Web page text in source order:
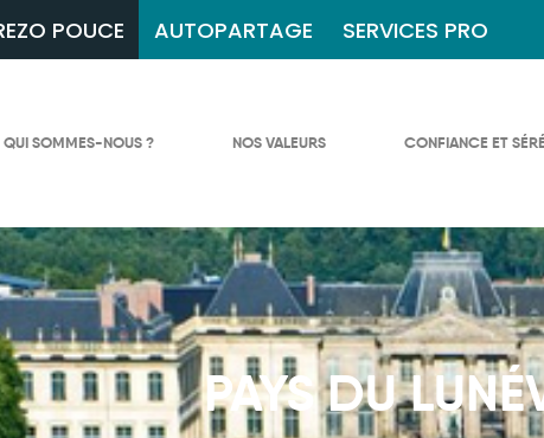
POUCE AUTOPARTAGE SERVICES PRO
QUI SOMMES-NOUS ? NOS VALEURS CONFIANCE ET
PAYS DU